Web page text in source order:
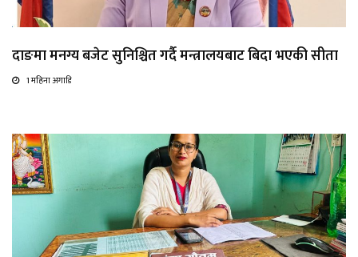
दाङमा मनग्य बजेट सुनिश्चित गर्दै मन्त्रालयबाट बिदा भएकी सीता
1 महिना अगाडि